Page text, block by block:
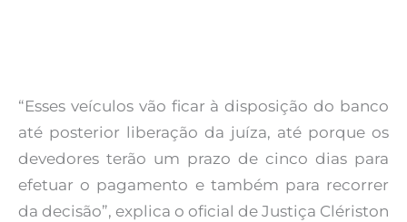
“Esses veículos vão ficar à disposição do banco
até posterior liberação da juíza, até porque os
devedores terão um prazo de cinco dias para
efetuar o pagamento e também para recorrer
da decisão”, explica o oficial de Justiça Clériston